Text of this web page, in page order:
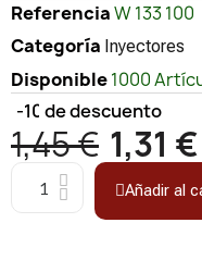
ReferenciaW 133 100
Categoría Inyectores
Disponible1000
-10%de descuento
1,45 € 1,31 €
Añadir al